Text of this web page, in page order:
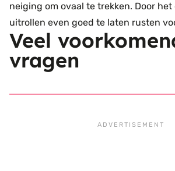
neiging om ovaal te trekken. Door
uitrollen even goed te laten rusten
Veel
vragen